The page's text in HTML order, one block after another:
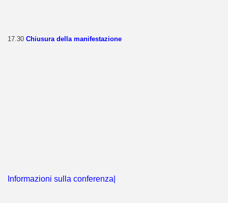
17.30 Chiusura della manifestazione
Informazioni sulla conferenza|